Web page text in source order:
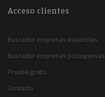
Acceso clientes
Buscador empresas españolas
Buscador empresas portuguesas
Prueba gratis
Contacto